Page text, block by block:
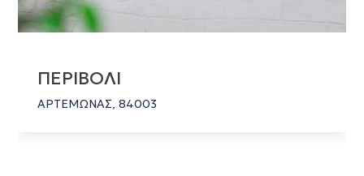
ΠΕΡΙΒΟΛΙ
ΑΡΤΕΜΩΝΑΣ, 84003